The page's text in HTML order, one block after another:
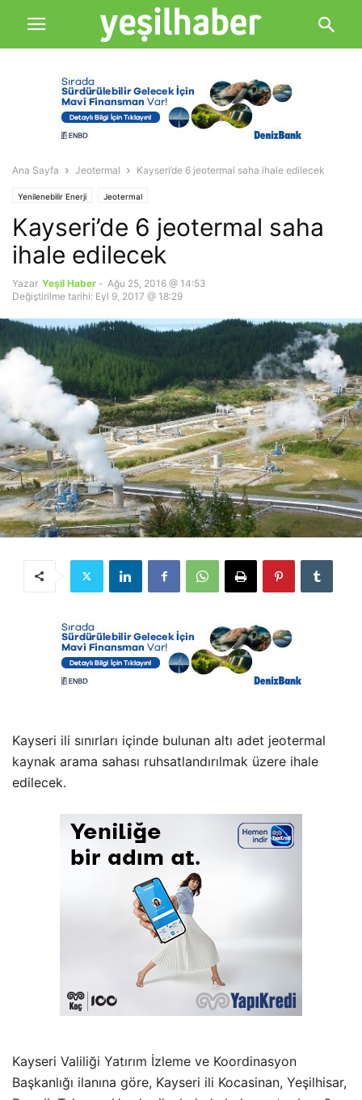
Ana Sayfa Jeotermal Kayseri’de 6 jeotermal saha ihale edilecek
Yenilenebilir Enerji Jeotermal
Kayseri’de 6 jeotermal saha
ihale edilecek
Yazar Yeşil Haber - Ağu 25, 2016 @ 14:53
Değiştirilme tarihi: Eyl 9, 2017 @ 18:29
Kayseri ili sınırları içinde bulunan altı adet jeotermal
kaynak arama sahası ruhsatlandırılmak üzere ihale
edilecek.
Kayseri Valiliği Yatırım İzleme ve Koordinasyon
Başkanlığı ilanına göre, Kayseri ili Kocasinan, Yeşilhisar,